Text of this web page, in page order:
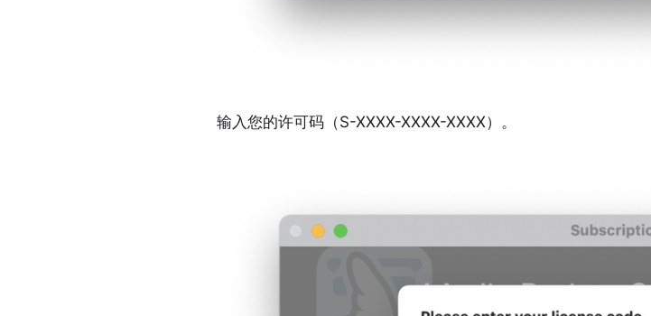
输入您的许可码（S-XXXX-XXXX-XXXX）。